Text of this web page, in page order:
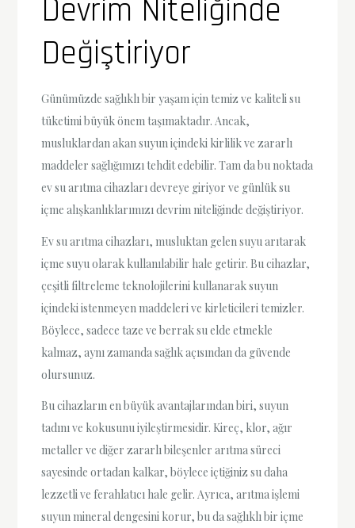
Devrim Niteliğinde
Değiştiriyor
Günümüzde sağlıklı bir yaşam için temiz ve kaliteli su
tüketimi büyük önem taşımaktadır. Ancak,
musluklardan akan suyun içindeki kirlilik ve zararlı
maddeler sağlığımızı tehdit edebilir. Tam da bu noktada
ev su arıtma cihazları devreye giriyor ve günlük su
içme alışkanlıklarımızı devrim niteliğinde değiştiriyor.
Ev su arıtma cihazları, musluktan gelen suyu arıtarak
içme suyu olarak kullanılabilir hale getirir. Bu cihazlar,
çeşitli filtreleme teknolojilerini kullanarak suyun
içindeki istenmeyen maddeleri ve kirleticileri temizler.
Böylece, sadece taze ve berrak su elde etmekle
kalmaz, aynı zamanda sağlık açısından da güvende
olursunuz.
Bu cihazların en büyük avantajlarından biri, suyun
tadını ve kokusunu iyileştirmesidir. Kireç, klor, ağır
metaller ve diğer zararlı bileşenler arıtma süreci
sayesinde ortadan kalkar, böylece içtiğiniz su daha
lezzetli ve ferahlatıcı hale gelir. Ayrıca, arıtma işlemi
suyun mineral dengesini korur, bu da sağlıklı bir içme